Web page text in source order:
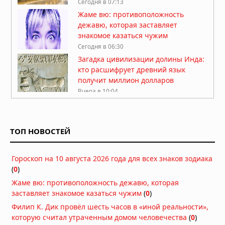
Сегодня в 07:13
Жаме вю: противоположность
дежавю, которая заставляет
знакомое казаться чужим
Сегодня в 06:30
Загадка цивилизации долины Инда:
кто расшифрует древний язык
получит миллион долларов
Вчера в 10:04
Исчезновение правителя Мали:
Атлантику и не вернулся
Вчера в 09:17
Восемь выживших: почему более
семисот легенд о Потопе называют
ТОП НОВОСТЕЙ
Гороскоп на 10 августа 2026 года для всех знаков зодиака
(0)
Жаме вю: противоположность дежавю, которая
заставляет знакомое казаться чужим (0)
Филип К. Дик провёл шесть часов в «иной реальности»,
которую считал утраченным домом человечества (0)